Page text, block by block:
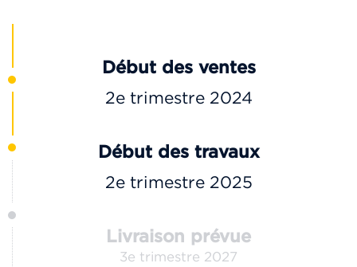
Début des ventes
2e trimestre 2024
Début des travaux
2e trimestre 2025
Livraison prévue
3e trimestre 2027